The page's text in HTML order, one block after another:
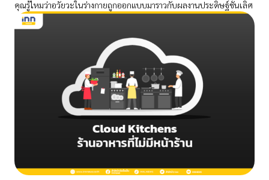
คุณรู้ไหมว่าอวัยวะในร่างกายถูกออกแบบมาราวกับผลงานประดิษฐ์ชั้นเลิศ